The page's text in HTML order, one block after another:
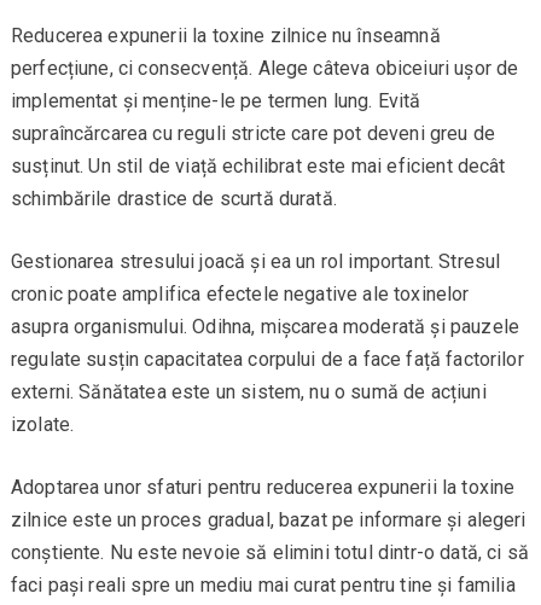
Reducerea expunerii la toxine zilnice nu înseamnă
perfecțiune, ci consecvență. Alege câteva obiceiuri ușor de
implementat și menține-le pe termen lung. Evită
supraîncărcarea cu reguli stricte care pot deveni greu de
susținut. Un stil de viață echilibrat este mai eficient decât
schimbările drastice de scurtă durată.
Gestionarea stresului joacă și ea un rol important. Stresul
cronic poate amplifica efectele negative ale toxinelor
asupra organismului. Odihna, mișcarea moderată și pauzele
regulate susțin capacitatea corpului de a face față factorilor
externi. Sănătatea este un sistem, nu o sumă de acțiuni
izolate.
Adoptarea unor sfaturi pentru reducerea expunerii la toxine
zilnice este un proces gradual, bazat pe informare și alegeri
conștiente. Nu este nevoie să elimini totul dintr-o dată, ci să
faci pași reali spre un mediu mai curat pentru tine și familia